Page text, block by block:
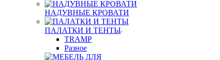
НАДУВНЫЕ КРОВАТИ
ПАЛАТКИ И ТЕНТЫ
TRAMP
Разное